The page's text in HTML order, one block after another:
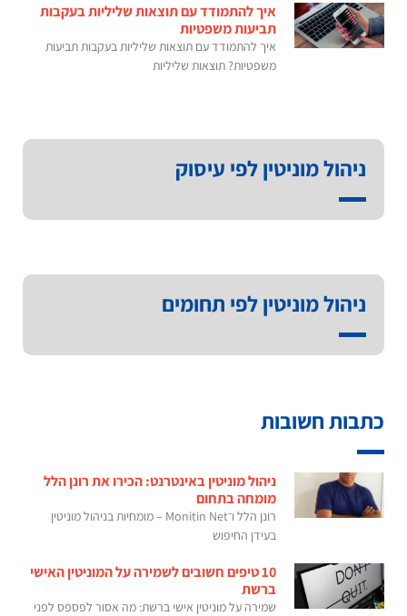
איך להתמודד עם תוצאות שליליות בעקבות
תביעות משפטיות
איך להתמודד עם תוצאות שליליות בעקבות תביעות
משפטיות? תוצאות שליליות
ניהול מוניטין לפי עיסוק
ניהול מוניטין לפי תחומים
כתבות חשובות
ניהול מוניטין באינטרנט: הכירו את רונן הלל
מומחה בתחום
רונן הלל ו־Monitin Net – מומחיות בניהול מוניטין
בעידן החיפוש
10 טיפים חשובים לשמירה על המוניטין האישי
ברשת
שמירה על מוניטין אישי ברשת: מה אסור לפספס לפני